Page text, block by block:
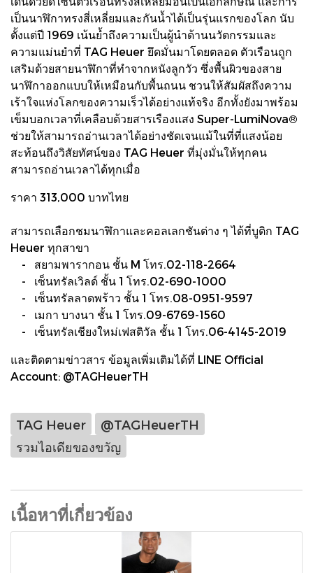
เป็นนาฬิกาทรงสี่เหลี่ยมและกันน้ำได้เป็นรุ่นแรกของโลก นับ
ตั้งแต่ปี 1969 เน้นย้ำถึงความเป็นผู้นำด้านนวัตกรรมและ
ความแม่นยำที่ TAG Heuer ยึดมั่นมาโดยตลอด ตัวเรือนถูก
เสริมด้วยสายนาฬิกาที่ทำจากหนังลูกวัว ซึ่งพื้นผิวของสาย
นาฬิกาออกแบบให้เหมือนกับพื้นถนน ชวนให้สัมผัสถึงความ
เร้าใจแห่งโลกของความเร็วได้อย่างแท้จริง อีกทั้งยังมาพร้อม
เข็มบอกเวลาที่เคลือบด้วยสารเรืองแสง Super-LumiNova®
ช่วยให้สามารถอ่านเวลาได้อย่างชัดเจนแม้ในที่ที่แสงน้อย
สะท้อนถึงวิสัยทัศน์ของ TAG Heuer ที่มุ่งมั่นให้ทุกคน
สามารถอ่านเวลาได้ทุกเมื่อ
ราคา 313,000 บาทไทย
สามารถเลือกชมนาฬิกาและคอลเลกชันต่าง ๆ ได้ที่บูติก TAG
Heuer ทุกสาขา
- สยามพารากอน ชั้น M โทร.02-118-2664
- เซ็นทรัลเวิลด์ ชั้น 1 โทร.02-690-1000
- เซ็นทรัลลาดพร้าว ชั้น 1 โทร.08-0951-9597
- เมกา บางนา ชั้น 1 โทร.09-6769-1560
- เซ็นทรัลเชียงใหม่เฟสติวัล ชั้น 1 โทร.06-4145-2019
และติดตามข่าวสาร ข้อมูลเพิ่มเติมได้ที่ LINE Official
Account: @TAGHeuerTH
TAG Heuer
@TAGHeuerTH
รวมไอเดียของขวัญ
เนื้อหาที่เกี่ยวข้อง